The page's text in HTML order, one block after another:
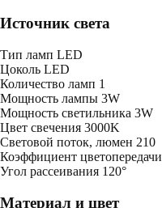
Источник света
Тип ламп LED
Цоколь LED
Количество ламп 1
Мощность лампы 3W
Мощность светильника 3W
Цвет свечения 3000K
Световой поток, люмен 210
Коэффициент цветопередачи
Угол рассеивания 120°
Материал и цвет